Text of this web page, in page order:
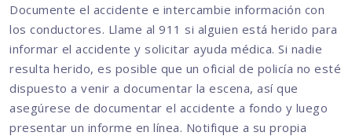
Documente el accidente e intercambie información con
los conductores. Llame al 911 si alguien está herido para
informar el accidente y solicitar ayuda médica. Si nadie
resulta herido, es posible que un oficial de policía no esté
dispuesto a venir a documentar la escena, así que
asegúrese de documentar el accidente a fondo y luego
presentar un informe en línea. Notifique a su propia